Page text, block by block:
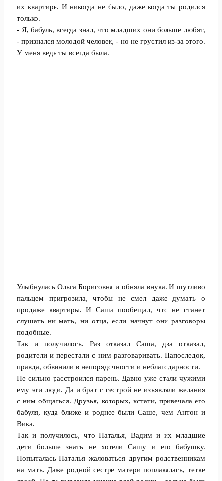
их квартире. И никогда не было, даже когда ты родился
только.
- Я, бабуль, всегда знал, что младших они больше любят,
- признался молодой человек, - но не грустил из-за этого.
У меня ведь ты всегда была.
Улыбнулась Ольга Борисовна и обняла внука. И шутливо
пальцем пригрозила, чтобы не смел даже думать о
продаже квартиры. И Саша пообещал, что не станет
слушать ни мать, ни отца, если начнут они разговоры
подобные.
Так и получилось. Раз отказал Саша, два отказал,
родители и перестали с ним разговаривать. Напоследок,
правда, обвинили в непорядочности и неблагодарности.
Не сильно расстроился парень. Давно уже стали чужими
ему эти люди. Да и брат с сестрой не изъявляли желания
с ним общаться. Друзья, которых, кстати, привечала его
бабуля, куда ближе и роднее были Саше, чем Антон и
Вика.
Так и получилось, что Наталья, Вадим и их младшие
дети больше знать не хотели Сашу и его бабушку.
Попыталась Наталья жаловаться другим родственникам
на мать. Даже родной сестре матери поплакалась, тетке